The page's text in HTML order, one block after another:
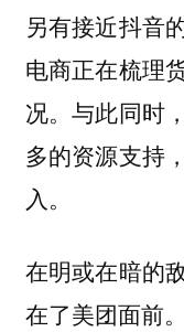
另有接近抖音
电商正在梳理
况。与此同时
多的资源支持
入。
在明或在暗的
在了美团面前。